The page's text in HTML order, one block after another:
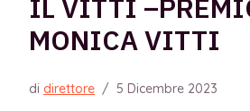
IL VITTI
MONICA VITTI
di direttore / 5 Dicembre 2023